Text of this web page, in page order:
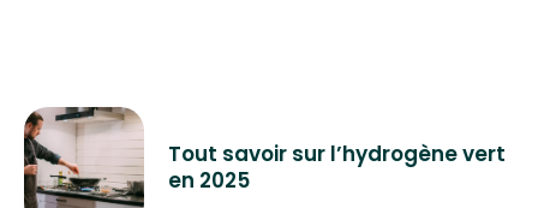
Tout savoir sur l’hydrogène vert
en 2025